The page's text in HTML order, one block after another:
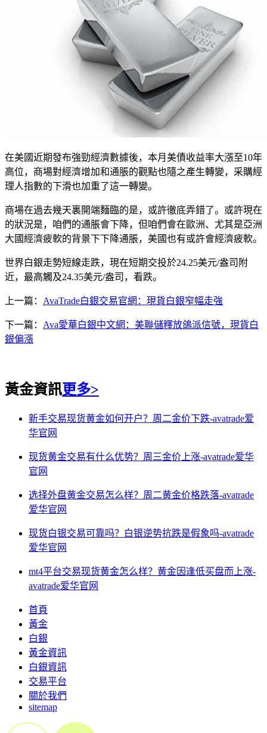
在美國近期發布強勁經濟數據後，本月美債收益率大漲至10年
高位，商場對經濟增加和通脹的觀點也隨之產生轉變，采購經
理人指數的下滑也加重了這一轉變。
商場在過去幾天裏開端麵臨的是，或許徹底弄錯了。或許現在
的狀況是，咱們的通脹會下降，但咱們會在歐洲、尤其是亞洲
大國經濟疲軟的背景下下降通脹，美國也有或許會經濟疲軟。
世界白銀走勢短線走跌，現在短期交投於24.25美元/盎司附
近，最高觸及24.35美元/盎司，看跌。
上一篇： AvaTrade白銀交易官網：現貨白銀窄幅走強
下一篇： Ava愛華白銀中文網：美聯儲釋放鴿派信號，現貨白
銀偏漲
黃金資訊更多>
新手交易现货黄金如何开户？周二金价下跌-avatrade爱
华官网
现货黄金交易有什么优势？周三金价上涨-avatrade爱华
官网
选择外盘黄金交易怎么样？周二黄金价格跌落-avatrade
爱华官网
现货白银交易可靠吗？白银逆势抗跌是假象吗-avatrade
爱华官网
mt4平台交易现货黄金怎么样？黄金因逢低买盘而上涨-
avatrade爱华官网
首頁
黃金
白銀
黃金資訊
白銀資訊
交易平台
關於我們
sitemap